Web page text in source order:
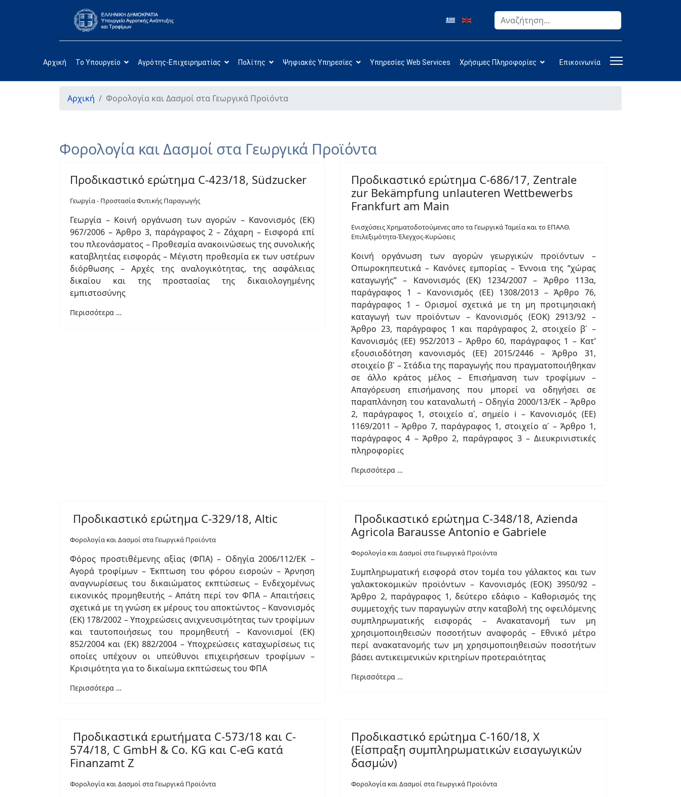
Αναζήτηση
Αρχική Το Υπουργείο Αγρότης-Επιχειρηματίας Πολίτης Ψηφιακές Υπηρεσίες Υπηρεσίες Web Services Χρήσιμες Πληροφορίες Επικοινωνία
Αρχική Φορολογία και Δασμοί στα Γεωργικά Προϊόντα
Φορολογία και Δασμοί στα Γεωργικά Προϊόντα
Προδικαστικό ερώτημα C-423/18, Südzucker
Γεωργία - Προστασία Φυτικής Παραγωγής
Γεωργία – Κοινή οργάνωση των αγορών – Κανονισμός (ΕΚ)
967/2006 – Άρθρο 3, παράγραφος 2 – Ζάχαρη – Εισφορά επί
του πλεονάσματος – Προθεσμία ανακοινώσεως της συνολικής
καταβλητέας εισφοράς – Μέγιστη προθεσμία εκ των υστέρων
διόρθωσης – Αρχές της αναλογικότητας, της ασφάλειας
δικαίου και της προστασίας της δικαιολογημένης
εμπιστοσύνης
Περισσότερα …
Προδικαστικό ερώτημα C-686/17, Zentrale
zur Bekämpfung unlauteren Wettbewerbs
Frankfurt am Main
Ενισχύσεις Χρηματοδοτούμενες απο τα Γεωργικά Ταμεία και το ΕΠΑΛΘ.
Επιλεξιμότητα-Έλεγχος-Κυρώσεις
Κοινή οργάνωση των αγορών γεωργικών προϊόντων –
Οπωροκηπευτικά – Κανόνες εμπορίας – Έννοια της “χώρας
καταγωγής” – Κανονισμός (ΕΚ) 1234/2007 – Άρθρο 113α,
παράγραφος 1 – Κανονισμός (ΕΕ) 1308/2013 – Άρθρο 76,
παράγραφος 1 – Ορισμοί σχετικά με τη μη προτιμησιακή
καταγωγή των προϊόντων – Κανονισμός (ΕΟΚ) 2913/92 –
Άρθρο 23, παράγραφος 1 και παράγραφος 2, στοιχείο βʹ –
Κανονισμός (ΕΕ) 952/2013 – Άρθρο 60, παράγραφος 1 – Κατ’
εξουσιοδότηση κανονισμός (ΕΕ) 2015/2446 – Άρθρο 31,
στοιχείο βʹ – Στάδια της παραγωγής που πραγματοποιήθηκαν
σε άλλο κράτος μέλος – Επισήμανση των τροφίμων –
Απαγόρευση επισήμανσης που μπορεί να οδηγήσει σε
παραπλάνηση του καταναλωτή – Οδηγία 2000/13/ΕΚ – Άρθρο
2, παράγραφος 1, στοιχείο αʹ, σημείο i – Κανονισμός (ΕΕ)
1169/2011 – Άρθρο 7, παράγραφος 1, στοιχείο αʹ – Άρθρο 1,
παράγραφος 4 – Άρθρο 2, παράγραφος 3 – Διευκρινιστικές
πληροφορίες
Περισσότερα …
Προδικαστικό ερώτημα C-329/18, Altic
Φορολογία και Δασμοί στα Γεωργικά Προϊόντα
Φόρος προστιθέμενης αξίας (ΦΠΑ) – Οδηγία 2006/112/ΕΚ –
Αγορά τροφίμων – Έκπτωση του φόρου εισροών – Άρνηση
αναγνωρίσεως του δικαιώματος εκπτώσεως – Ενδεχομένως
εικονικός προμηθευτής – Απάτη περί τον ΦΠΑ – Απαιτήσεις
σχετικά με τη γνώση εκ μέρους του αποκτώντος – Κανονισμός
(ΕΚ) 178/2002 – Υποχρεώσεις ανιχνευσιμότητας των τροφίμων
και ταυτοποιήσεως του προμηθευτή – Κανονισμοί (ΕΚ)
852/2004 και (ΕΚ) 882/2004 – Υποχρεώσεις καταχωρίσεως τις
οποίες υπέχουν οι υπεύθυνοι επιχειρήσεων τροφίμων –
Κρισιμότητα για το δικαίωμα εκπτώσεως του ΦΠΑ
Περισσότερα …
Προδικαστικό ερώτημα C-348/18, Azienda
Agricola Barausse Antonio e Gabriele
Φορολογία και Δασμοί στα Γεωργικά Προϊόντα
Συμπληρωματική εισφορά στον τομέα του γάλακτος και των
γαλακτοκομικών προϊόντων – Κανονισμός (ΕΟΚ) 3950/92 –
Άρθρο 2, παράγραφος 1, δεύτερο εδάφιο – Καθορισμός της
συμμετοχής των παραγωγών στην καταβολή της οφειλόμενης
συμπληρωματικής εισφοράς – Ανακατανομή των μη
χρησιμοποιηθεισών ποσοτήτων αναφοράς – Εθνικό μέτρο
περί ανακατανομής των μη χρησιμοποιηθεισών ποσοτήτων
βάσει αντικειμενικών κριτηρίων προτεραιότητας
Περισσότερα …
Προδικαστικά ερωτήματα C-573/18 και C-
574/18, C GmbH & Co. KG και C-eG κατά
Finanzamt Z
Φορολογία και Δασμοί στα Γεωργικά Προϊόντα
Προδικαστικό ερώτημα C-160/18, X
(Είσπραξη συμπληρωματικών εισαγωγικών
δασμών)
Φορολογία και Δασμοί στα Γεωργικά Προϊόντα